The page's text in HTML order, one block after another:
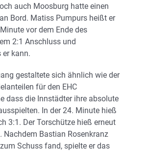
auch Moosburg hatte einen
Bord. Matiss Pumpurs heißt er
vor dem Ende des
2:1 Anschluss und
er kann.
gestaltete sich ähnlich wie der
für den EHC
dass die Innstädter ihre absolute
In der 24. Minute hieß
3:1. Der Torschütze hieß erneut
Nachdem Bastian Rosenkranz
Schuss fand, spielte er das